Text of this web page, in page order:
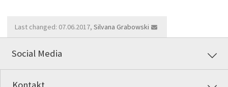
Last changed: 07.06.2017, Silvana Grabowski
Social Media